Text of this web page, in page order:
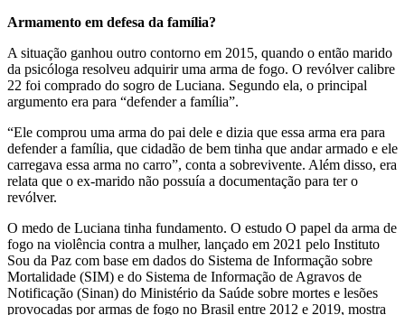
Armamento em defesa da família?
A situação ganhou outro contorno em 2015, quando o então marido
da psicóloga resolveu adquirir uma arma de fogo. O revólver calibre
22 foi comprado do sogro de Luciana. Segundo ela, o principal
argumento era para “defender a família”.
“Ele comprou uma arma do pai dele e dizia que essa arma era para
defender a família, que cidadão de bem tinha que andar armado e ele
carregava essa arma no carro”, conta a sobrevivente. Além disso, era
relata que o ex-marido não possuía a documentação para ter o
revólver.
O medo de Luciana tinha fundamento. O estudo O papel da arma de
fogo na violência contra a mulher, lançado em 2021 pelo Instituto
Sou da Paz com base em dados do Sistema de Informação sobre
Mortalidade (SIM) e do Sistema de Informação de Agravos de
Notificação (Sinan) do Ministério da Saúde sobre mortes e lesões
provocadas por armas de fogo no Brasil entre 2012 e 2019, mostra